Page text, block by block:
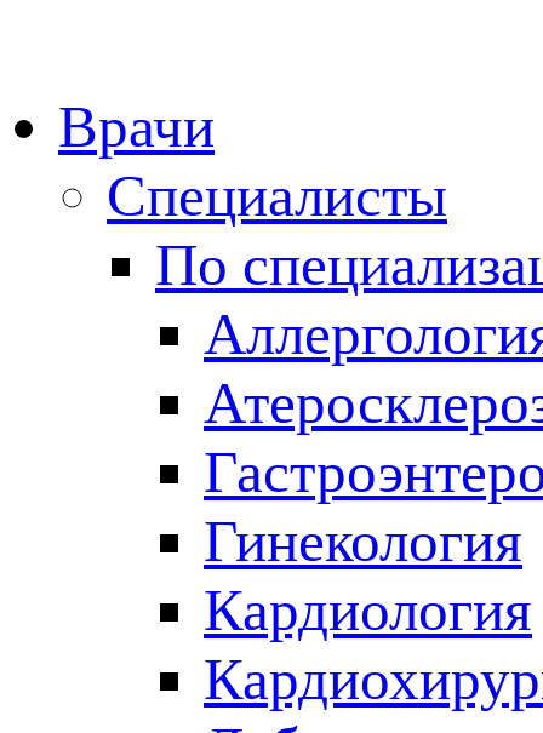
Врачи
Специалисты
По
Гинекология
Кардиология